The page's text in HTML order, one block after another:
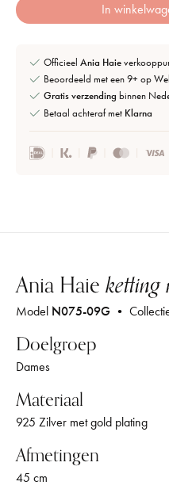
In
Officieel Ania Haie
Beoordeeld met een 9+ op
Gratis verzending binnen
Betaal achteraf met Klarna
Ania Haieketting
Model N075-09G •
Doelgroep
Dames
Materiaal
925 Zilver met gold plating
Afmetingen
45 cm